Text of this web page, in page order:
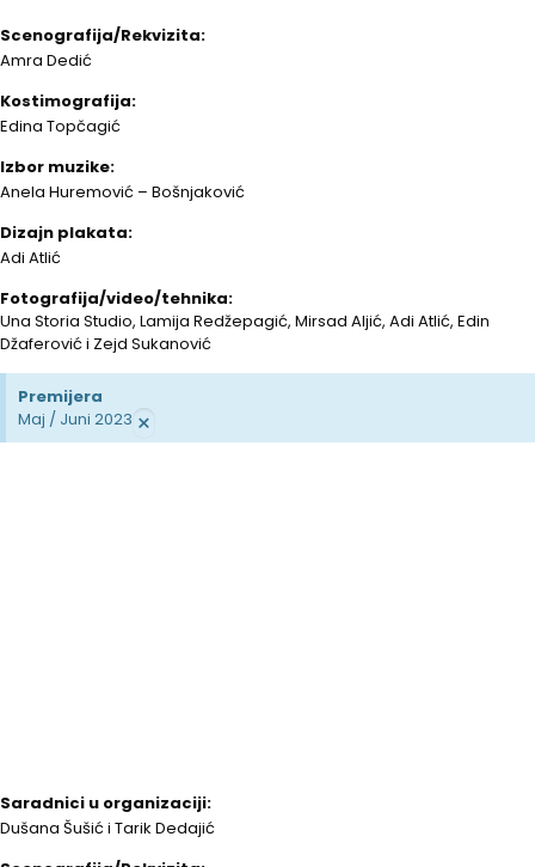
Scenografija/Rekvizita:
Amra Dedić
Kostimografija:
Edina Topčagić
Izbor muzike:
Anela Huremović – Bošnjaković
Dizajn plakata:
Adi Atlić
Fotografija/video/tehnika:
Una Storia Studio, Lamija Redžepagić, Mirsad Aljić, Adi Atlić, Edin
Džaferović i Zejd Sukanović
Premijera
Maj / Juni 2023 ×
Saradnici u organizaciji:
Dušana Šušić i Tarik Dedajić